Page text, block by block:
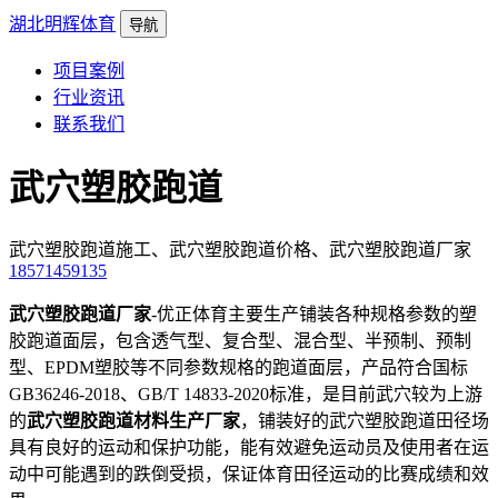
湖北明辉体育 导航
项目案例
行业资讯
联系我们
武穴塑胶跑道
武穴塑胶跑道施工、武穴塑胶跑道价格、武穴塑胶跑道厂家
18571459135
武穴塑胶跑道厂家-优正体育主要生产铺装各种规格参数的塑
胶跑道面层，包含透气型、复合型、混合型、半预制、预制
型、EPDM塑胶等不同参数规格的跑道面层，产品符合国标
GB36246-2018、GB/T 14833-2020标准，是目前武穴较为上游
的武穴塑胶跑道材料生产厂家，铺装好的武穴塑胶跑道田径场
具有良好的运动和保护功能，能有效避免运动员及使用者在运
动中可能遇到的跌倒受损，保证体育田径运动的比赛成绩和效